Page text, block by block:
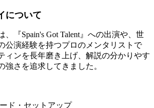
について
、『Spain's Got Talent』への出演や、世
公演経験を持つプロのメンタリストで
ィンを長年磨き上げ、解説の分かりやす
強さを追求してきました。
ド・セットアップ